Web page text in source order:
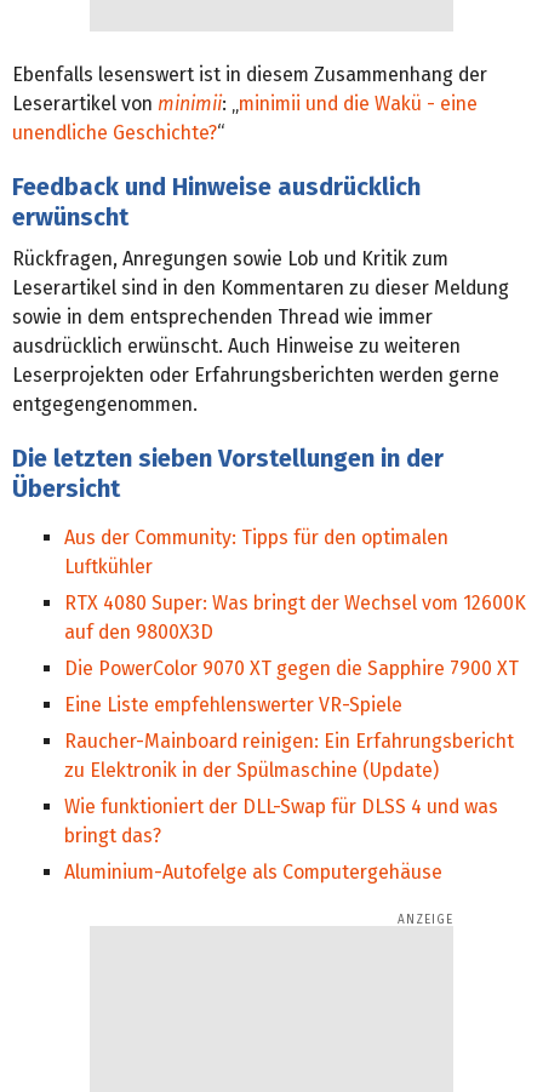
Ebenfalls lesenswert ist in diesem Zusammenhang der
Leserartikel von minimii: „ minimii und die Wakü - eine
unendliche Geschichte?“
Feedback und Hinweise ausdrücklich
erwünscht
Rückfragen, Anregungen sowie Lob und Kritik zum
Leserartikel sind in den Kommentaren zu dieser Meldung
sowie in dem entsprechenden Thread wie immer
ausdrücklich erwünscht. Auch Hinweise zu weiteren
Leserprojekten oder Erfahrungsberichten werden gerne
entgegengenommen.
Die letzten sieben Vorstellungen in der
Übersicht
Aus der Community: Tipps für den optimalen
Luftkühler
RTX 4080 Super: Was bringt der Wechsel vom 12600K
auf den 9800X3D
Die PowerColor 9070 XT gegen die Sapphire 7900 XT
Eine Liste empfehlenswerter VR-Spiele
Raucher-Mainboard reinigen: Ein Erfahrungsbericht
zu Elektronik in der Spülmaschine (Update)
Wie funktioniert der DLL-Swap für DLSS 4 und was
bringt das?
Aluminium-Autofelge als Computergehäuse